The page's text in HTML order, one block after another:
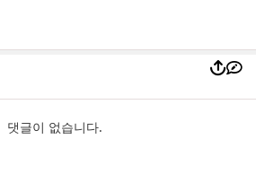
댓글이 없습니다.